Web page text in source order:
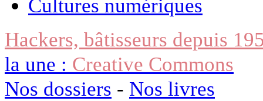
Cultures numériques
Hackers, bâtisseurs depuis
la une : Creative Commons
Nos dossiers - Nos livres